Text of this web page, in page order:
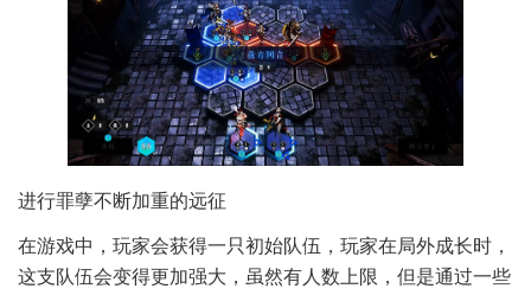
进行罪孽不断加重的远征
在游戏中，玩家会获得一只初始队伍，玩家在局外成长时，
这支队伍会变得更加强大，虽然有人数上限，但是通过一些